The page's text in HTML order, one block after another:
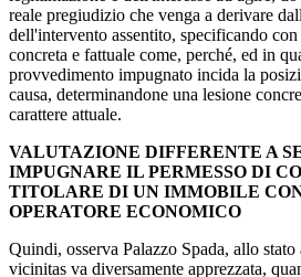
reale pregiudizio che venga a derivare
dell'intervento assentito, specificando
concreta e fattuale come, perché, ed in
provvedimento impugnato incida la
causa, determinandone una lesione
carattere attuale.
VALUTAZIONE DIFFERENTE A
IMPUGNARE IL PERMESSO DI
TITOLARE DI UN IMMOBILE
OPERATORE ECONOMICO
Quindi, osserva Palazzo Spada, allo
vicinitas va diversamente apprezzata,